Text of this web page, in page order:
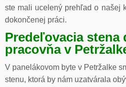
ste mali ucelený prehľad o našej
dokončenej práci.
Predeľovacia stena
pracovňa v
V panelákovom byte v Petržalke
stenu, ktorá by nám uzatvárala